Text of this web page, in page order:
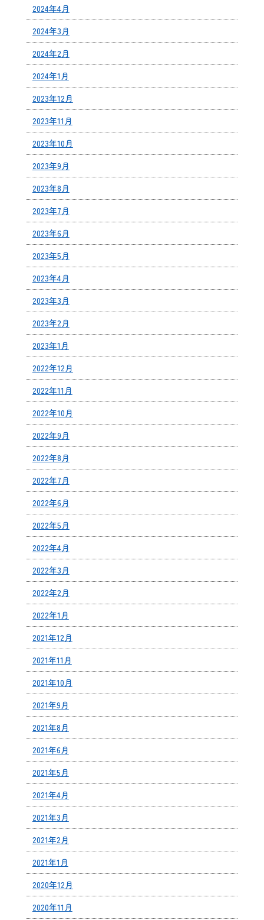
2024年4月
2024年3月
2024年2月
2024年1月
2023年12月
2023年11月
2023年10月
2023年9月
2023年8月
2023年7月
2023年6月
2023年5月
2023年4月
2023年3月
2023年2月
2023年1月
2022年12月
2022年11月
2022年10月
2022年9月
2022年8月
2022年7月
2022年6月
2022年5月
2022年4月
2022年3月
2022年2月
2022年1月
2021年12月
2021年11月
2021年10月
2021年9月
2021年8月
2021年6月
2021年5月
2021年4月
2021年3月
2021年2月
2021年1月
2020年12月
2020年11月